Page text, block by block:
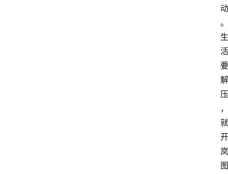
动
。
生
活
要
解
压
，
就
开
岚
图